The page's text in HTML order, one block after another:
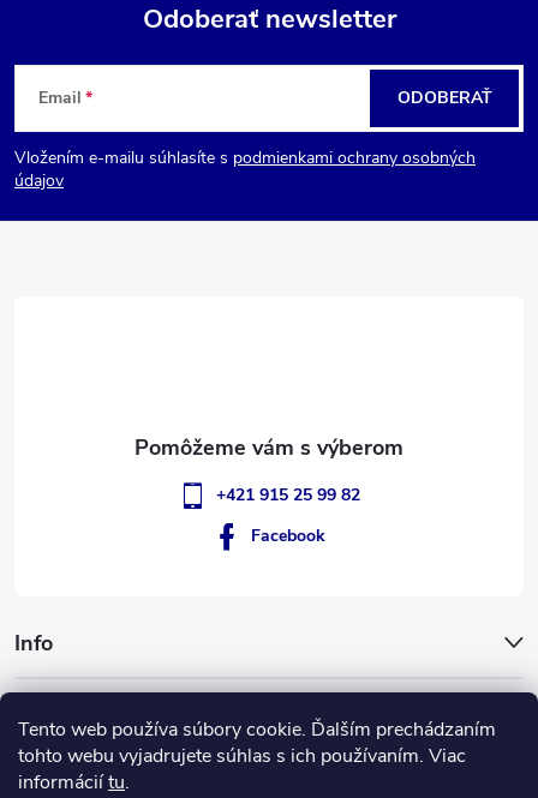
Tento web používa súbory cookie. Ďalším prechádzaním
tohto webu vyjadrujete súhlas s ich používaním. Viac
informáciítu.
Z
á
p
Odoberať newsletter
Email
Vložením e-mailu súhlasíte s podmienkami ochrany osobných
údajov
ODOBERAŤ
Info
+421 915 25 99 82
Facebook